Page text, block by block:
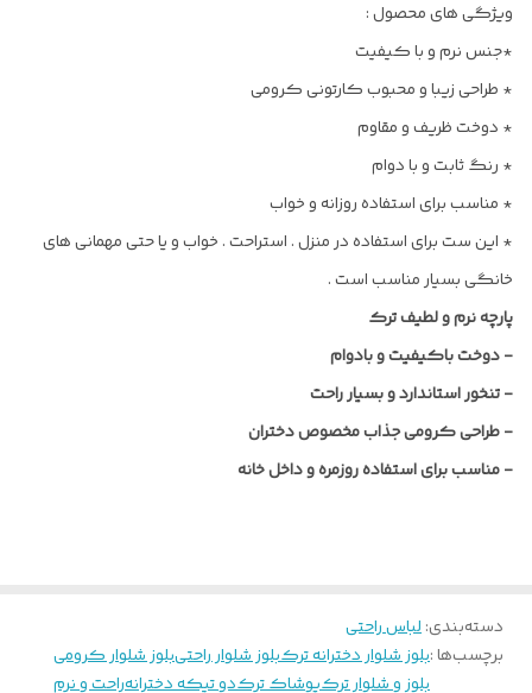
ویژگی های محصول :
*جنس نرم و با کیفیت
* طراحی زیبا و محبوب کارتونی کرومی
* دوخت ظریف و مقاوم
* رنگ ثابت و با دوام
* مناسب برای استفاده روزانه و خواب
* این ست برای استفاده در منزل . استراحت . خواب و یا حتی مهمانی های
خانگی بسیار مناسب است .
پارچه نرم و لطیف ترک
-دوخت باکیفیت و بادوام
-تنخور استاندارد و بسیار راحت
-طراحی کرومی جذاب مخصوص دختران
-مناسب برای استفاده روزمره و داخل خانه
دسته‌بندی:لباس راحتی
برچسب‌ها :بلوز شلوار دخترانه ترکبلوز شلوار راحتیبلوز شلوار کرومی
بلوز و شلوار ترکپوشاک ترکدو تیکه دخترانهراحت و نرم